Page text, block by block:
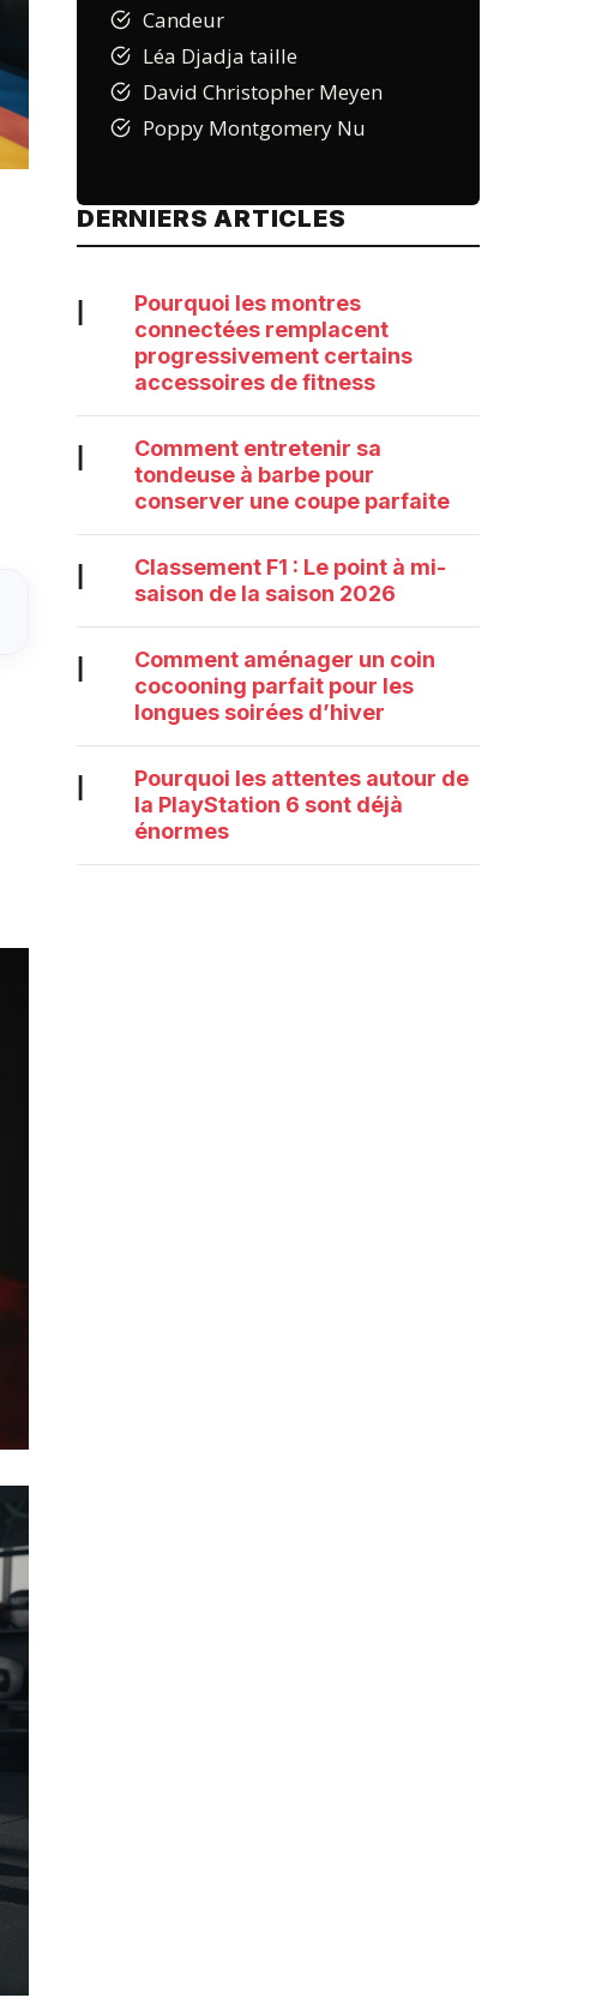
Candeur
Léa Djadja taille
David Christopher Meyen
Poppy Montgomery Nu
DERNIERS ARTICLES
|
Pourquoi les montres
connectées remplacent
progressivement certains
accessoires de fitness
|
Comment entretenir sa
tondeuse à barbe pour
conserver une coupe parfaite
|
Classement F1 : Le point à mi-
saison de la saison 2026
|
Comment aménager un coin
cocooning parfait pour les
longues soirées d’hiver
|
Pourquoi les attentes autour de
la PlayStation 6 sont déjà
énormes